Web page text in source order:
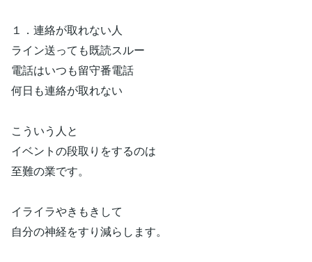
１．連絡が取れない人
ライン送っても既読スルー
電話はいつも留守番電話
何日も連絡が取れない
こういう人と
イベントの段取りをするのは
至難の業です。
イライラやきもきして
自分の神経をすり減らします。